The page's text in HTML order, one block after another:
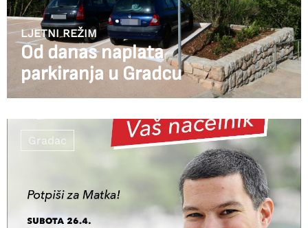
LJETNI REŽIM
Od danas naplata
parkiranja u Gradcu
Gradac